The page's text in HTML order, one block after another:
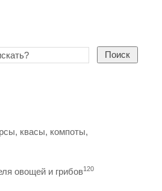
Поиск
квасы, компоты,
овощей и грибов120